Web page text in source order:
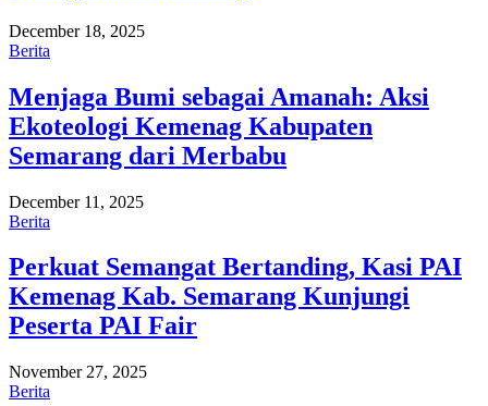
December 18, 2025
Berita
Menjaga Bumi sebagai Amanah: Aksi
Ekoteologi Kemenag Kabupaten
Semarang dari Merbabu
December 11, 2025
Berita
Perkuat Semangat Bertanding, Kasi PAI
Kemenag Kab. Semarang Kunjungi
Peserta PAI Fair
November 27, 2025
Berita